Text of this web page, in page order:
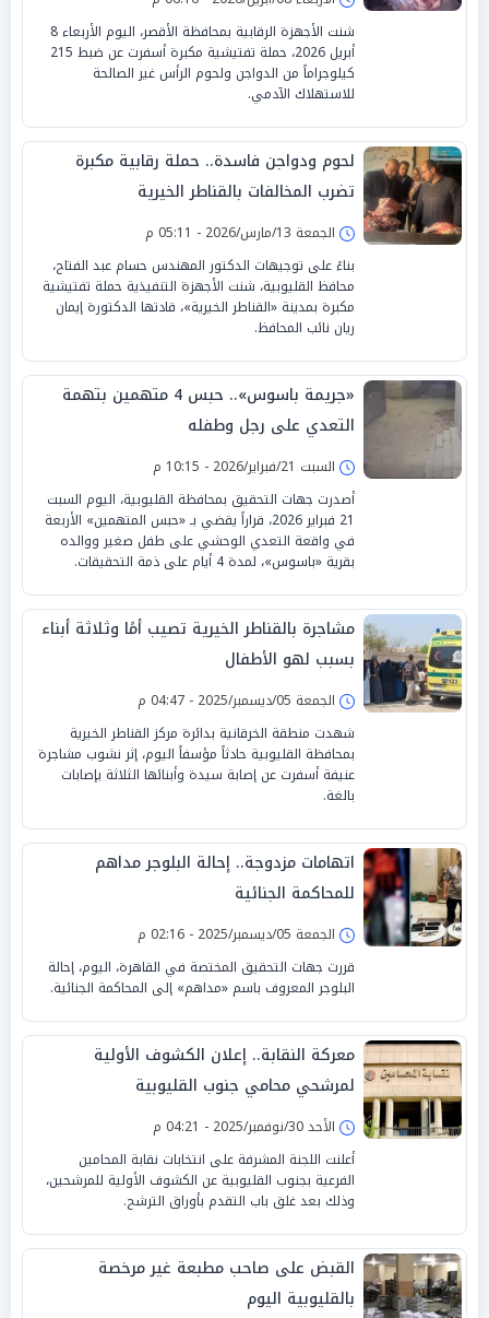
شنت الأجهزة الرقابية بمحافظة الأقصر، اليوم الأربعاء 8
أبريل 2026، حملة تفتيشية مكبرة أسفرت عن ضبط 215
كيلوجراماً من الدواجن ولحوم الرأس غير الصالحة
للاستهلاك الآدمي.
لحوم ودواجن فاسدة.. حملة رقابية مكبرة
تضرب المخالفات بالقناطر الخيرية
الجمعة 13/مارس/2026 - 05:11 م
بناءً على توجيهات الدكتور المهندس حسام عبد الفتاح،
محافظ القليوبية، شنت الأجهزة التنفيذية حملة تفتيشية
مكبرة بمدينة «القناطر الخيرية»، قادتها الدكتورة إيمان
ريان نائب المحافظ.
«جريمة باسوس».. حبس 4 متهمين بتهمة
التعدي على رجل وطفله
السبت 21/فبراير/2026 - 10:15 م
أصدرت جهات التحقيق بمحافظة القليوبية، اليوم السبت
21 فبراير 2026، قراراً يقضي بـ «حبس المتهمين» الأربعة
في واقعة التعدي الوحشي على طفل صغير ووالده
بقرية «باسوس»، لمدة 4 أيام على ذمة التحقيقات.
مشاجرة بالقناطر الخيرية تصيب أمًا وثلاثة أبناء
بسبب لهو الأطفال
الجمعة 05/ديسمبر/2025 - 04:47 م
شهدت منطقة الخرقانية بدائرة مركز القناطر الخيرية
بمحافظة القليوبية حادثاً مؤسفاً اليوم، إثر نشوب مشاجرة
عنيفة أسفرت عن إصابة سيدة وأبنائها الثلاثة بإصابات
بالغة.
اتهامات مزدوجة.. إحالة البلوجر مداهم
للمحاكمة الجنائية
الجمعة 05/ديسمبر/2025 - 02:16 م
قررت جهات التحقيق المختصة في القاهرة، اليوم، إحالة
البلوجر المعروف باسم «مداهم» إلى المحاكمة الجنائية.
معركة النقابة.. إعلان الكشوف الأولية
لمرشحي محامي جنوب القليوبية
الأحد 30/نوفمبر/2025 - 04:21 م
أعلنت اللجنة المشرفة على انتخابات نقابة المحامين
الفرعية بجنوب القليوبية عن الكشوف الأولية للمرشحين،
وذلك بعد غلق باب التقدم بأوراق الترشح.
القبض على صاحب مطبعة غير مرخصة
بالقليوبية اليوم